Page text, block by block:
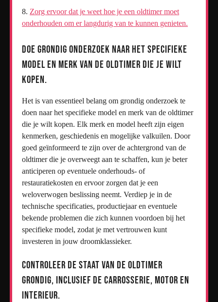
Zorg ervoor dat je weet hoe je een oldtimer moet
onderhouden om er langdurig van te kunnen genieten.
Doe grondig onderzoek naar het specifieke
model en merk van de oldtimer die je wilt
kopen.
Het is van essentieel belang om grondig onderzoek te
doen naar het specifieke model en merk van de oldtimer
die je wilt kopen. Elk merk en model heeft zijn eigen
kenmerken, geschiedenis en mogelijke valkuilen. Door
goed geïnformeerd te zijn over de achtergrond van de
oldtimer die je overweegt aan te schaffen, kun je beter
anticiperen op eventuele onderhouds- of
restauratiekosten en ervoor zorgen dat je een
weloverwogen beslissing neemt. Verdiep je in de
technische specificaties, productiejaar en eventuele
bekende problemen die zich kunnen voordoen bij het
specifieke model, zodat je met vertrouwen kunt
investeren in jouw droomklassieker.
Controleer de staat van de oldtimer
grondig, inclusief de carrosserie, motor en
interieur.